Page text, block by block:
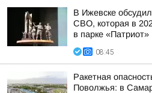
В Ижевске
СВО, которая в
в парке «Патриот»
08:45
Ракетная
Поволжья: в